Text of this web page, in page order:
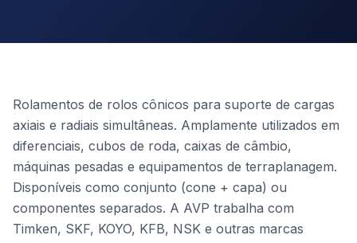
Rolamentos de rolos cônicos para suporte de cargas
axiais e radiais simultâneas. Amplamente utilizados em
diferenciais, cubos de roda, caixas de câmbio,
máquinas pesadas e equipamentos de terraplanagem.
Disponíveis como conjunto (cone + capa) ou
componentes separados. A AVP trabalha com
Timken, SKF, KOYO, KFB, NSK e outras marcas